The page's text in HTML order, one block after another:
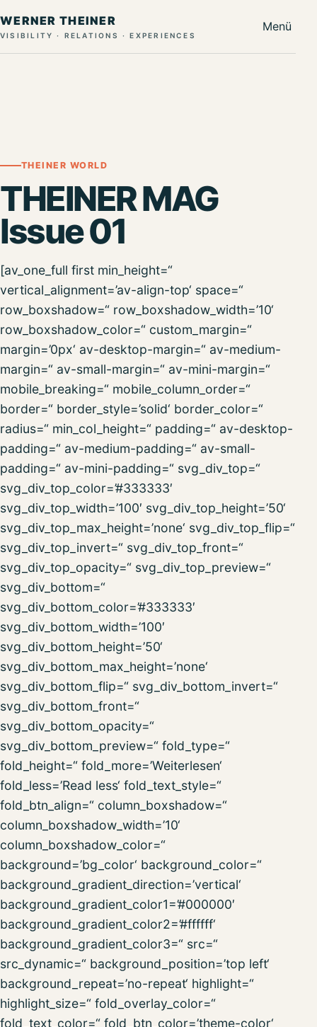
WERNER THEINER
VISIBILITY · RELATIONS · EXPERIENCES
Menü
THEINER WORLD
THEINER MAG
Issue 01
[av_one_full first min_height=“
vertical_alignment=’av-align-top‘ space=“
row_boxshadow=“ row_boxshadow_width=’10‘
row_boxshadow_color=“ custom_margin=“
margin=’0px‘ av-desktop-margin=“ av-medium-
margin=“ av-small-margin=“ av-mini-margin=“
mobile_breaking=“ mobile_column_order=“
border=“ border_style=’solid‘ border_color=“
radius=“ min_col_height=“ padding=“ av-desktop-
padding=“ av-medium-padding=“ av-small-
padding=“ av-mini-padding=“ svg_div_top=“
svg_div_top_color=’#333333′
svg_div_top_width=’100′ svg_div_top_height=’50‘
svg_div_top_max_height=’none‘ svg_div_top_flip=“
svg_div_top_invert=“ svg_div_top_front=“
svg_div_top_opacity=“ svg_div_top_preview=“
svg_div_bottom=“
svg_div_bottom_color=’#333333′
svg_div_bottom_width=’100′
svg_div_bottom_height=’50‘
svg_div_bottom_max_height=’none‘
svg_div_bottom_flip=“ svg_div_bottom_invert=“
svg_div_bottom_front=“
svg_div_bottom_opacity=“
svg_div_bottom_preview=“ fold_type=“
fold_height=“ fold_more=’Weiterlesen‘
fold_less=’Read less‘ fold_text_style=“
fold_btn_align=“ column_boxshadow=“
column_boxshadow_width=’10‘
column_boxshadow_color=“
background=’bg_color‘ background_color=“
background_gradient_direction=’vertical‘
background_gradient_color1=’#000000′
background_gradient_color2=’#ffffff‘
background_gradient_color3=“ src=“
src_dynamic=“ background_position=’top left‘
background_repeat=’no-repeat‘ highlight=“
highlight_size=“ fold_overlay_color=“
fold_text_color=“ fold_btn_color=’theme-color‘